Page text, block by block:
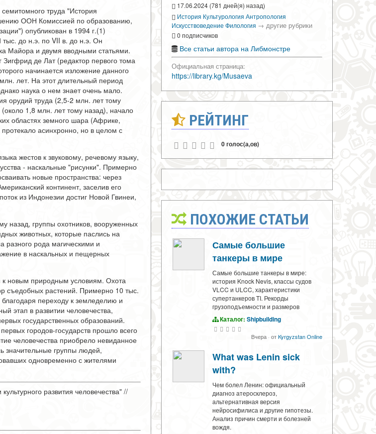
труда "История
ООН Комиссией по образованию,
опубликован в 1994 г.(1)
тыс. до н.э. по VII в. до н.э. Он
Майора и двумя вводными статьями.
Зигфрид де Лат (редактор первого тома
начинается изложение данного
лет. На этот длительный период
наука о нем знает очень мало.
орудий труда (2,5-2 млн. лет тому
1,8 млн. лет тому назад), начало
областях земного шара (Африке,
асинхронно, но в целом с
жестов к звуковому, речевому языку,
- наскальные "рисунки". Примерно
новые пространства: через
континент, заселив его
из Индонезии достиг Новой Гвинеи,
назад, группы охотников, вооруженных
животных, которые паслись на
разного рода магическими и
в наскальных и пещерных
к новым природным условиям. Охота
съедобных растений. Примерно 10 тыс.
переходу к земледелию и
этап в развитии человечества,
государственных образований.
городов-государств прошло всего
человечества приобрело невиданное
значительные группы людей,
одновременно с жителями
развития человечества" //
17.06.2024 (781 дней(я) назад)
История Культурология Антропология
Искусствоведение Филология → другие рубрики
0 подписчиков
Все статьи автора на Либмонстре
Официальная страница:
https://library.kg/Musaeva
РЕЙТИНГ
0 голос(а,ов)
ПОХОЖИЕ СТАТЬИ
Самые большие
танкеры в мире
Самые большие танкеры в мире:
история Knock Nevis, классы судов
VLCC и ULCC, характеристики
супертанкеров TI. Рекорды
грузоподъемности и размеров
Каталог: Shipbuilding
Вчера · отKyrgyzstan Online
What was Lenin sick
with?
Чем болел Ленин: официальный
диагноз атеросклероз,
альтернативная версия
нейросифилиса и другие гипотезы.
Анализ причин смерти и болезней
вождя.